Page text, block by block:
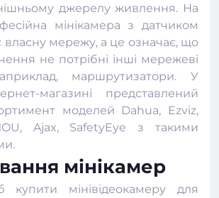
джерелу живлення. На
мінікамера з датчиком
власну мережу, а це означає, що
не потрібні інші мережеві
маршрутизатори. У
магазині представлений
моделей Dahua, Ezviz,
Ajax, SafetyEye з такими
мінікамер
купити мінівідеокамеру для